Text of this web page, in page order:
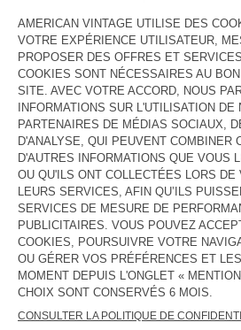
INDISPONIBLE
VOIR LA DISPONIBILITE
VOIR LE LOOK
DESCRIPTION
TAILLE ET COUPE
COMPOSITION